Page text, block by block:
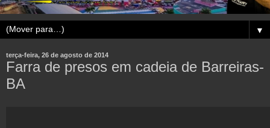
▼
terça-feira, 26 de agosto de 2014
Farra de presos em cadeia de Barreiras-
BA